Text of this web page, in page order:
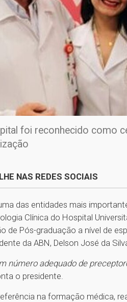
foi reconhecido como
NAS REDES SOCIAIS
das entidades mais
Clínica do Hospital
de Pós-graduação a nível de
da ABN, Delson José da
número adequado de
o presidente.
na formação médica,